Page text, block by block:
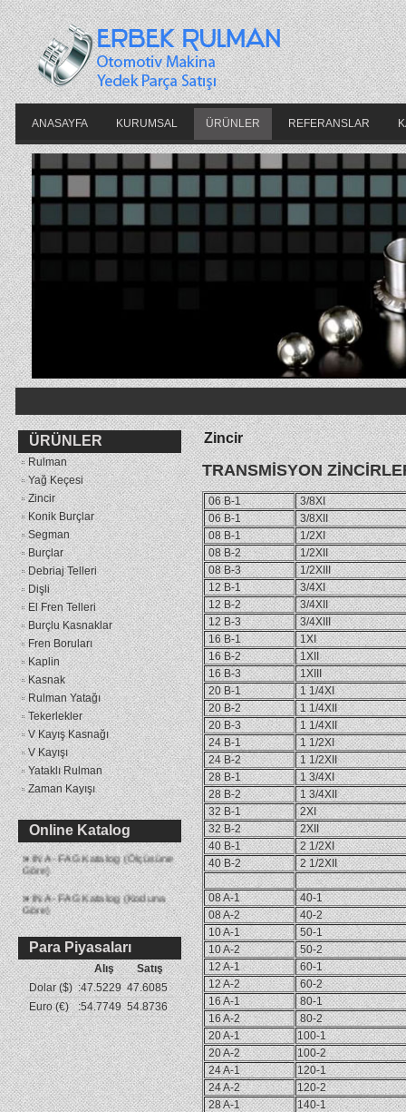
ANASAYFA KURUMSAL ÜRÜNLER REFERANSLAR
ÜRÜNLER
Rulman
Yağ Keçesi
Zincir
Konik Burçlar
Segman
Burçlar
Debriaj Telleri
Dişli
El Fren Telleri
Burçlu Kasnaklar
Fren Boruları
Kaplin
Kasnak
Rulman Yatağı
Tekerlekler
V Kayış Kasnağı
V Kayışı
Yataklı Rulman
Zaman Kayışı
Online Katalog
»Yağ Keçesi Katalog
»INA - FAG Katalog (Ölçüsüne
Göre)
»INA - FAG Katalog (Koduna
Göre)
Para Piyasaları
Alış
Satış
Dolar ($) :47.5229 47.6085
Euro (€)
:54.7749 54.8736
Zincir
TRANSMİSYON
06 B-1
3/8XI
06 B-1
3/8XII
08 B-1
1/2XI
08 B-2
1/2XII
08 B-3
1/2XIII
12 B-1
3/4XI
12 B-2
3/4XII
12 B-3
3/4XIII
16 B-1
1XI
16 B-2
1XII
16 B-3
1XIII
20 B-1
1 1/4XI
20 B-2
1 1/4XII
20 B-3
1 1/4XII
24 B-1
1 1/2XI
24 B-2
1 1/2XII
28 B-1
1 3/4XI
28 B-2
1 3/4XII
32 B-1
2XI
32 B-2
2XII
40 B-1
2 1/2XI
40 B-2
2 1/2XII
08 A-1
40-1
08 A-2
40-2
10 A-1
50-1
10 A-2
50-2
12 A-1
60-1
12 A-2
60-2
16 A-1
80-1
16 A-2
80-2
20 A-1
100-1
20 A-2
100-2
24 A-1
120-1
24 A-2
120-2
28 A-1
140-1